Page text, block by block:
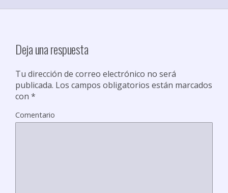
i
Deja una respuesta
Tu dirección de correo electrónico no será
publicada. Los campos obligatorios están marcados
con *
Comentario